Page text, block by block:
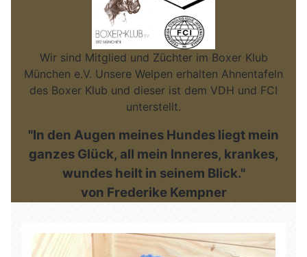
Wir sind Mitglied und Züchter im Boxer Klub
München e.V. Unsere Welpen erhalten Ahnentafeln
des Boxer Klub und dieser ist dem VDH und FCI
unterstellt.
"In den Augen meines Hundes liegt mein
ganzes Glück, all mein Inneres, krankes,
wundes heilt in seinem Blick."
von Frederike Kempner